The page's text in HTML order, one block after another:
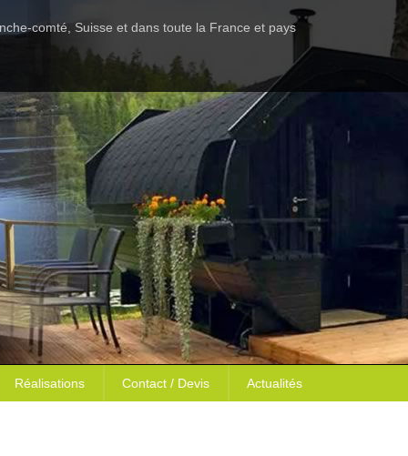
comté, Suisse et dans toute la France et pays
Réalisations Contact / Devis Actualités